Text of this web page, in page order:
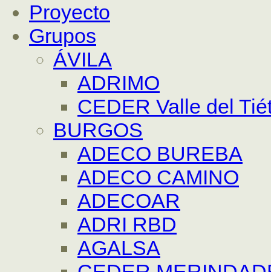
Proyecto
Grupos
ÁVILA
ADRIMO
CEDER Valle del
BURGOS
ADECO BUREBA
ADECO CAMINO
ADECOAR
ADRI RBD
AGALSA